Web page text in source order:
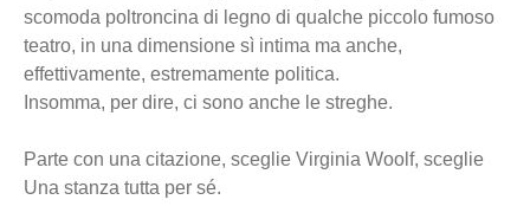
scomoda poltroncina di legno di qualche piccolo fumoso
teatro, in una dimensione sì intima ma anche,
effettivamente, estremamente politica.
Insomma, per dire, ci sono anche le streghe.
Parte con una citazione, sceglie Virginia Woolf, sceglie
Una stanza tutta per sé.